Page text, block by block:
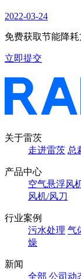
2022-03-24
免费获取节能降耗
立即提交
关于雷茨
走进雷茨 总
产品中心
空气悬浮风
风机/风刀
行业案例
污水处理 气
燥
新闻
全部 公司动